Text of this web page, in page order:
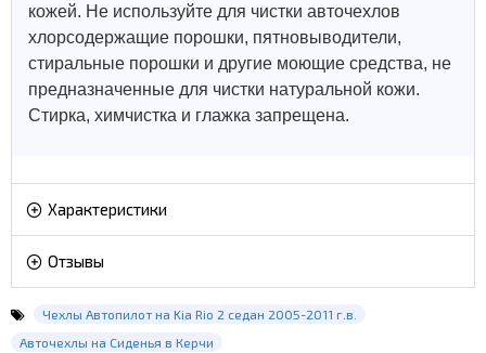
кожей. Не используйте для чистки авточехлов
хлорсодержащие порошки, пятновыводители,
стиральные порошки и другие моющие средства, не
предназначенные для чистки натуральной кожи.
Стирка, химчистка и глажка запрещена.
Характеристики
Отзывы
Чехлы Автопилот на Kia Rio 2 седан 2005-2011 г.в.
Авточехлы на Сиденья в Керчи